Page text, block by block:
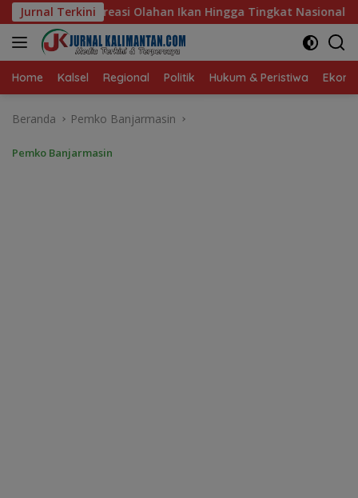
Langsung
ke
konten
Jurnal Terkini
Hingga Tingkat Nasional Pada Lomba Masak Serba Ikan
Home Kalsel Regional Politik Hukum & Peristiwa
Beranda Pemko Banjarmasin
Pemko Banjarmasin